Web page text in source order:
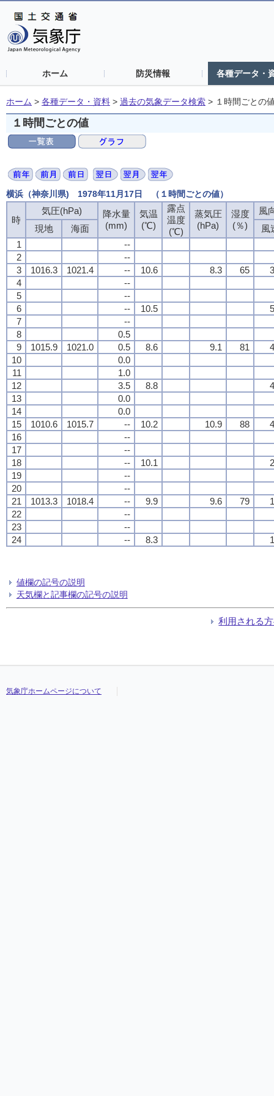
ホーム 防災情報 各種データ・
ホーム > 各種データ・資料 > 過去の気象データ検索 > １時間ごとの
１時間ごとの値
横浜（神奈川県) 1978年11月17日 （１時間ごとの値）
時
気圧(hPa)
降水量
(mm)
気温
(℃)
露点
温度
(℃)
蒸気圧
(hPa)
湿度
(％)
風
現地
海面
風
1
--
2
--
3
1016.3 1021.4 -- 10.6 8.3 65
4
--
5
--
6
-- 10.5
7
--
8
0.5
9
1015.9 1021.0 0.5 8.6 9.1 81
10
0.0
11
1.0
12
3.5 8.8
13
0.0
14
0.0
15
1010.6 1015.7 -- 10.2 10.9 88
16
--
17
--
18
-- 10.1
19
--
20
--
21
1013.3 1018.4 -- 9.9 9.6 79
22
--
23
--
24
-- 8.3
値欄の記号の説明
天気欄と記事欄の記号の説明
利用される
気象庁ホームページについて